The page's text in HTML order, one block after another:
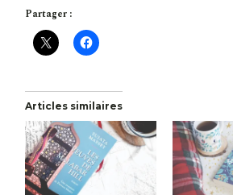
Partager :
Articles similaires